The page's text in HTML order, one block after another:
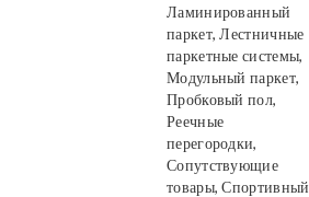
Ламинированный
паркет, Лестничные
паркетные системы,
Модульный паркет,
Пробковый пол,
Реечные
перегородки,
Сопутствующие
товары, Спортивный